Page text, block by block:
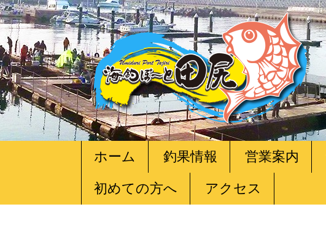
ツ
ホーム 釣果情報 営業案内
初めての方へ アクセス